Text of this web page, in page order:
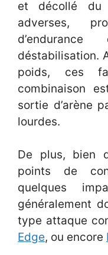
et décollé du
adverses,
déstabilisation.
poids, ces
combinaison
sortie d’arène
lourdes.
De plus, bien
points de
quelques
généralement
type attaque
Edge, ou encore